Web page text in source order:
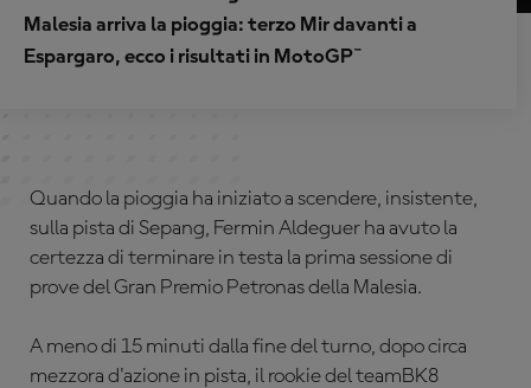
Malesia arriva la pioggia: terzo Mir davanti a
Espargaro, ecco i risultati in MotoGP™
Quando la pioggia ha iniziato a scendere, insistente,
sulla pista di Sepang, Fermin Aldeguer ha avuto la
certezza di terminare in testa la prima sessione di
prove del Gran Premio Petronas della Malesia.
A meno di 15 minuti dalla fine del turno, dopo circa
mezzora d'azione in pista, il rookie del teamBK8